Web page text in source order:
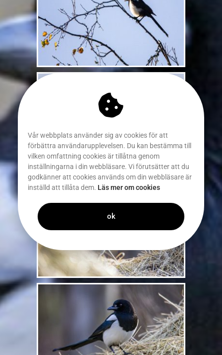
Vår webbplats använder sig av cookies för att
förbättra användarupplevelsen. Du kan bestämma till
vilken omfattning cookies är tillåtna genom
inställningarna i din webbläsare. Vi förutsätter att du
godkänner att cookies används om din webbläsare är
inställd att tillåta dem. Läs mer om cookies
ok